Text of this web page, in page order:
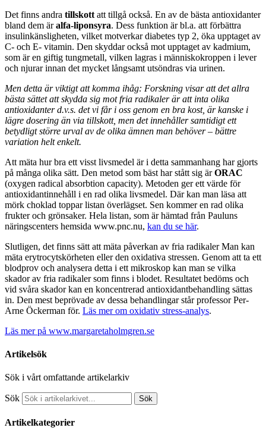
Det finns andra tillskott att tillgå också. En av de bästa antioxidanter
bland dem äralfa-liponsyra. Dess funktion är bl.a. att förbättra
insulinkänsligheten, vilket motverkar diabetes typ 2, öka upptaget av
C- och E- vitamin. Den skyddar också mot upptaget av kadmium,
som är en giftig tungmetall, vilken lagras i människokroppen i lever
och njurar innan det mycket långsamt utsöndras via urinen.
Men detta är viktigt att komma ihåg: Forskning visar att det allra
bästa sättet att skydda sig mot fria radikaler är att inta olika
antioxidanter d.v.s. det vi får i oss genom en bra kost, är kanske i
lägre dosering än via tillskott, men det innehåller samtidigt ett
betydligt större urval av de olika ämnen man behöver – bättre
variation helt enkelt.
Att mäta hur bra ett visst livsmedel är i detta sammanhang har gjorts
på många olika sätt. Den metod som bäst har stått sig ärORAC
(oxygen radical absorbtion capacity). Metoden ger ett värde för
antioxidantinnehåll i en rad olika livsmedel. Där kan man läsa att
mörk choklad toppar listan överlägset. Sen kommer en rad olika
frukter och grönsaker. Hela listan, som är hämtad från Pauluns
näringscenters hemsida www.pnc.nu, kan du se här.
Slutligen, det finns sätt att mäta påverkan av fria radikaler Man kan
mäta erytrocytskörheten eller den oxidativa stressen. Genom att ta ett
blodprov och analysera detta i ett mikroskop kan man se vilka
skador av fria radikaler som finns i blodet. Resultatet bedöms och
vid svåra skador kan en koncentrerad antioxidantbehandling sättas
in. Den mest beprövade av dessa behandlingar står professor Per-
Arne Öckerman för. Läs mer om oxidativ stress-analys.
Läs mer på www.margaretaholmgren.se
Artikelsök
Sök i vårt omfattande artikelarkiv
Sök Sök
Artikelkategorier